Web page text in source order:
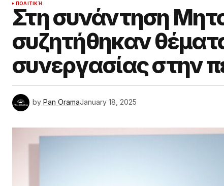
ΠΟΛΙΤΙΚΉ
Στη συνάντηση
συζητήθηκαν
συνεργασίας στην
by Pan OramaJanuary 18, 2025